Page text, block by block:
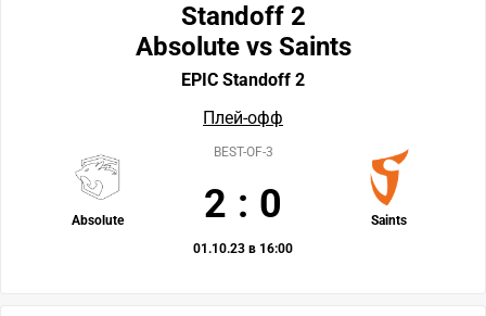
Standoff 2
Absolute vs Saints
EPIC Standoff 2
Плей-офф
Absolute Saints
BEST-OF-3
2 : 0
01.10.23 в 16:00